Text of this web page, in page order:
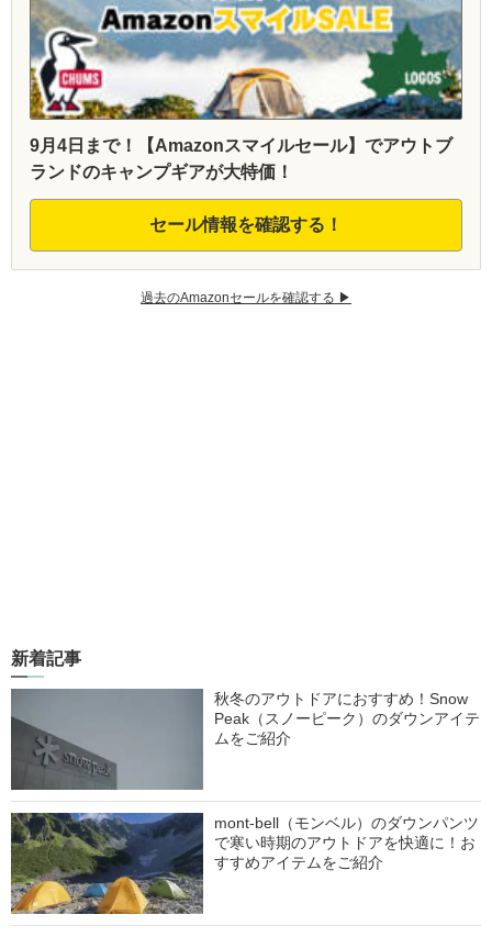
9月4日まで！【Amazonスマイルセール】でアウトブ
ランドのキャンプギアが大特価！
セール情報を確認する！
過去のAmazonセールを確認する ▶︎
新着記事
秋冬のアウトドアにおすすめ！Snow
Peak（スノーピーク）のダウンアイテ
ムをご紹介
mont-bell（モンベル）のダウンパンツ
で寒い時期のアウトドアを快適に！お
すすめアイテムをご紹介